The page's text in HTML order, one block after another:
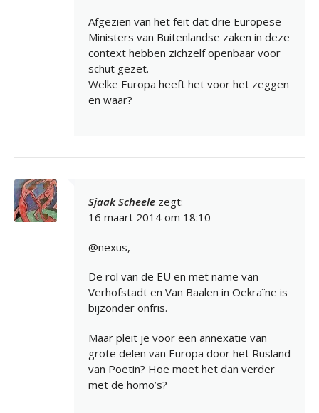
Afgezien van het feit dat drie Europese
Ministers van Buitenlandse zaken in deze
context hebben zichzelf openbaar voor
schut gezet.
Welke Europa heeft het voor het zeggen
en waar?
Sjaak Scheele zegt:
16 maart 2014 om 18:10
@nexus,
De rol van de EU en met name van
Verhofstadt en Van Baalen in Oekraïne is
bijzonder onfris.
Maar pleit je voor een annexatie van
grote delen van Europa door het Rusland
van Poetin? Hoe moet het dan verder
met de homo’s?